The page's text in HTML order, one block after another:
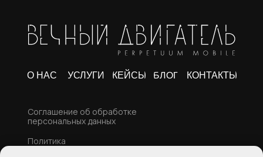
Соглашение об обработке
персональных данных
Политика
КОНТАКТЫ
БЛОГ
КЕЙСЫ
УСЛУГИ
О НАС